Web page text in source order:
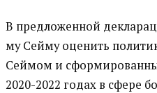
В предложенной
му Сейму оценить
Сеймом и
2020-2022 годах в сфере